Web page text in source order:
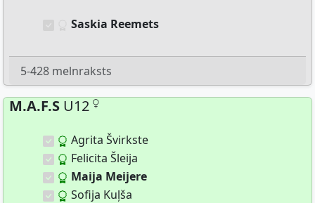
Saskia Reemets
5-428 melnraksts
M.A.F.S U12
Agrita Švirkste
Felicita Šleija
Maija Meijere
Sofija Kuļša